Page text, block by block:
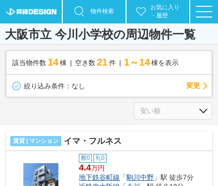
物件検索
お気に入り
・履歴
大阪市立 今川小学校の周辺物件一覧
該当物件数 14棟 空き数 21 件 1～14 棟を表示
絞り込み条件： なし 変更
賃貸 | マンション イマ・フルネス
敷0 礼0
4.4万円
地下鉄谷町線 「駒川中野 」駅 徒歩7分